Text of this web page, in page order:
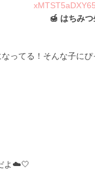
🍯 はちみ
ってる！そんな子に
よ☁️🤍